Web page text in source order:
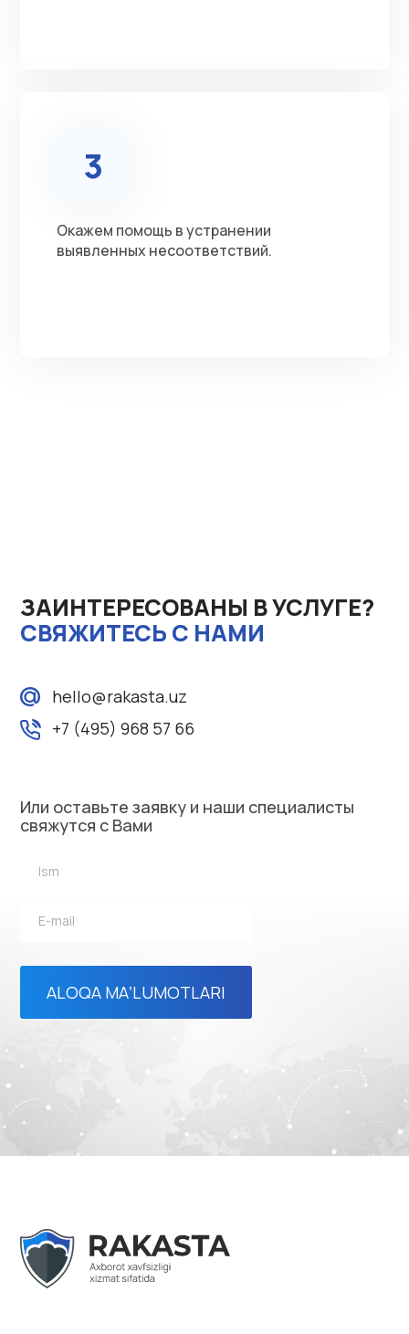
3
Окажем помощь в устранении
выявленных несоответствий.
ЗАИНТЕРЕСОВАНЫ В УСЛУГЕ?
CВЯЖИТЕСЬ С НАМИ
hello@rakasta.uz
+7 (495) 968 57 66
Или оставьте заявку и наши специалисты
свяжутся с Вами